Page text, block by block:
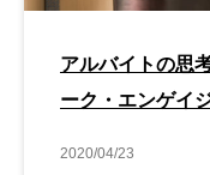
アルバイトの思
ーク・エンゲイ
2020/04/23